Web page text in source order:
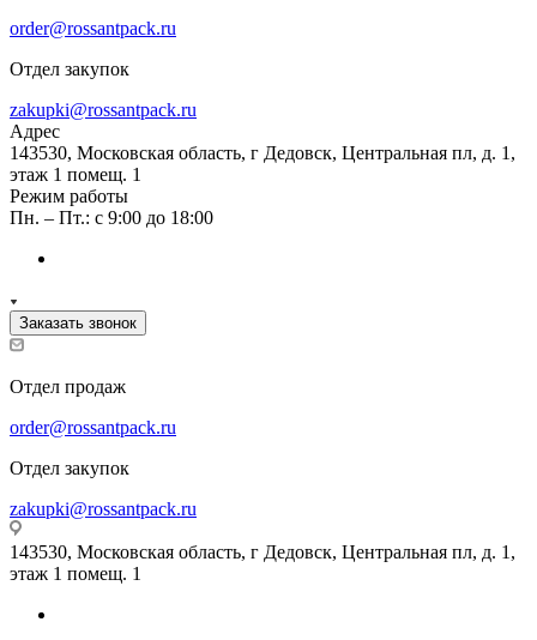
order@rossantpack.ru
Отдел закупок
zakupki@rossantpack.ru
Адрес
143530, Московская область, г Дедовск, Центральная пл, д. 1,
этаж 1 помещ. 1
Режим работы
Пн. – Пт.: с 9:00 до 18:00
Заказать звонок
Отдел продаж
order@rossantpack.ru
Отдел закупок
zakupki@rossantpack.ru
143530, Московская область, г Дедовск, Центральная пл, д. 1,
этаж 1 помещ. 1